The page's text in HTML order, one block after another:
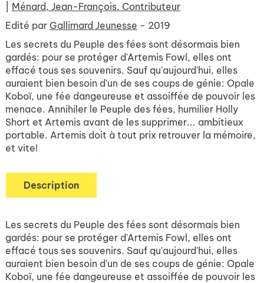
Ménard, Jean-François. Contributeur
Edité par Gallimard Jeunesse - 2019
Les secrets du Peuple des fées sont désormais bien
gardés: pour se protéger d'Artemis Fowl, elles ont
effacé tous ses souvenirs. Sauf qu'aujourd'hui, elles
auraient bien besoin d'un de ses coups de génie: Opale
Koboï, une fée dangeureuse et assoiffée de pouvoir les
menace. Annihiler le Peuple des fées, humilier Holly
Short et Artemis avant de les supprimer... ambitieux
portable. Artemis doit à tout prix retrouver la mémoire,
et vite!
Description
Les secrets du Peuple des fées sont désormais bien
gardés: pour se protéger d'Artemis Fowl, elles ont
effacé tous ses souvenirs. Sauf qu'aujourd'hui, elles
auraient bien besoin d'un de ses coups de génie: Opale
Koboï, une fée dangeureuse et assoiffée de pouvoir les